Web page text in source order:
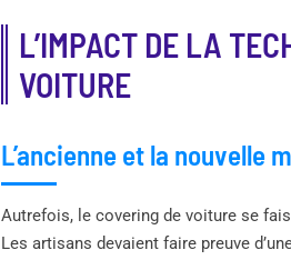
L’IMPACT DE LA
VOITURE
L’ancienne et la nouvelle
Autrefois, le covering de voiture se
Les artisans devaient faire preuve